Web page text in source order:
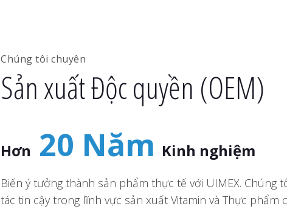
Chúng tôi chuyên
Sản xuất Độc quyền (OEM)
Hơn 20 Năm Kinh nghiệm
Biến ý tưởng thành sản phẩm thực tế với UIMEX. Chúng
tác tin cậy trong lĩnh vực sản xuất Vitamin và Thực phẩm